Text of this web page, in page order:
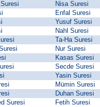
Nisa Suresi
Enfal Suresi
Yusuf Suresi
Nahl Suresi
Ta-Ha Suresi
Nur Suresi
Kasas Suresi
Secde Suresi
Yasin Suresi
Mümin Suresi
Duhan Suresi
Suresi
Fetih Suresi